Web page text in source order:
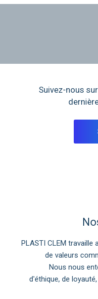
Suivez-nous sur
PLASTI CLEM travaille
de valeurs
Nous nous
d'éthique, de